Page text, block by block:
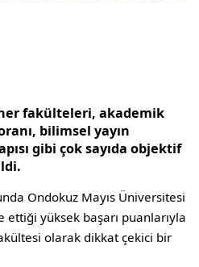
fakülteleri, akademik
bilimsel yayın
gibi çok sayıda objektif
Ondokuz Mayıs Üniversitesi
yüksek başarı puanlarıyla
olarak dikkat çekici bir